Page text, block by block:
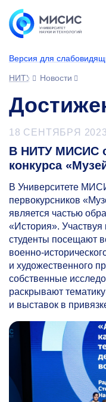
Версия для
НИТУ МИСИС
Новости
18 СЕНТЯБРЯ
В НИТУ МИСИС
конкурса
В Университете
первокурсников
является частью
«История». Участвуя
студенты посещают
военно-
и художественного
собственные
раскрывают
и выставок в